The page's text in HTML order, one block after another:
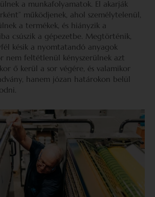
a munkafolyamatok. El akarják
működjenek, ahol személytelenül,
a termékek, és hiányzik a
csúszik a gépezetbe. Megtörténik,
késik a nyomtatandó anyagok
nem feltétlenül kényszerülnek azt
ő kerül a sor végére, és valamikor
hanem józan határokon belül